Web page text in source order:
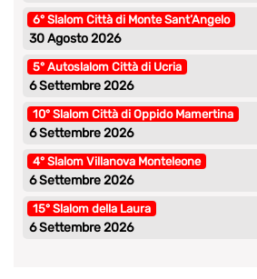
6° Slalom Città di Monte Sant’Angelo
30 Agosto 2026
5° Autoslalom Città di Ucria
6 Settembre 2026
10° Slalom Città di Oppido Mamertina
6 Settembre 2026
4° Slalom Villanova Monteleone
6 Settembre 2026
15° Slalom della Laura
6 Settembre 2026